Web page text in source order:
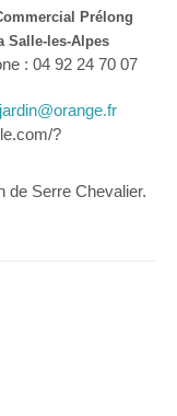
Prélong
Salle-les-Alpes
: 04 92 24 70 07
?
de Serre Chevalier.